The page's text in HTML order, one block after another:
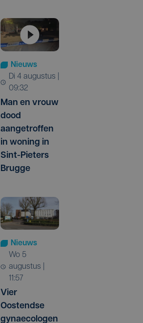
Nieuws
di 4 augustus |
09:32
Man en vrouw
dood
aangetroffen
in woning in
Sint-Pieters
Brugge
Nieuws
wo 5
augustus |
11:57
Vier
Oostendse
gynaecologen